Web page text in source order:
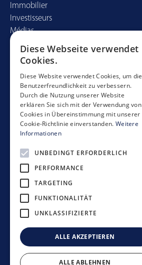
Immobilier
Investisseurs
Médias
Contact
Mobimo Management AG
Seestrasse 59
CH-8700 Küsnacht
+41 44 397 11 11
info@mobimo.ch
S'abonner à la newsletter
Déclaration de confidentialité
Clause de non-responsabilité
Mentions légales
Diese Webseite verwendet
Cookies.
Diese Website verwendet Cookies, um die
Benutzerfreundlichkeit zu verbessern.
Durch die Nutzung unserer Website
erklären Sie sich mit der Verwendung von
Cookies in Übereinstimmung mit unserer
Cookie-Richtlinie einverstanden. Weitere
Informationen
UNBEDINGT ERFORDERLICH
PERFORMANCE
TARGETING
FUNKTIONALITÄT
UNKLASSIFIZIERTE
ALLE AKZEPTIEREN
ALLE ABLEHNEN